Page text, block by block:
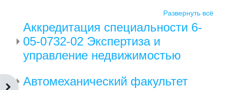
Открыть боковую панель
Развернуть всё
Аккредитация специальности 6-
05-0732-02 Экспертиза и
управление недвижимостью
Автомеханический факультет